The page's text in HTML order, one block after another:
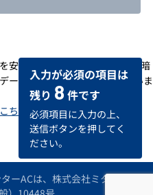
安全に送受信するための「SSL暗
ータの改ざんや盗用を防いでいま
ちら
入力が必須の項目は
残り 8 件です
必須項目に入力の上、
送信ボタンを押してく
ださい。
ーACは、株式会社ミタデンの空